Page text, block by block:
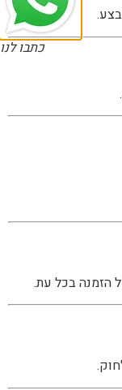
הזמנה בכל עת.
כתבו לנו